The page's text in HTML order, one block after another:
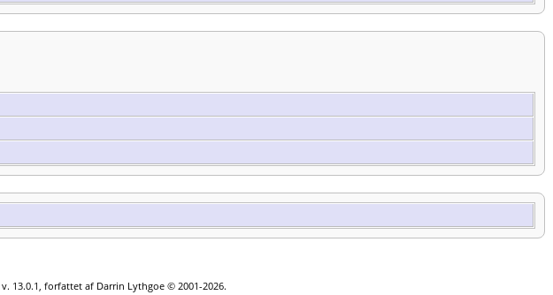
v. 13.0.1, forfattet af Darrin Lythgoe © 2001-2026.